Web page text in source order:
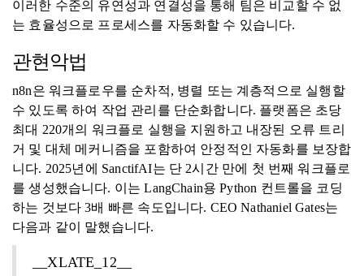
이러한 수준의 유연성과 연결성을 통해 팀은 비교할 수 없
는 효율성으로 프로세스를 자동화할 수 있습니다.
관현악법
n8n은 워크플로우를 순차적, 병렬 또는 계층적으로 실행할
수 있도록 하여 작업 관리를 단순화합니다. 플랫폼은 초당
최대 220개의 워크플로 실행을 지원하고 내장된 오류 트리
거 및 대체 메커니즘을 포함하여 안정적인 자동화를 보장합
니다. 2025년에 SanctifAI는 단 2시간 만에 첫 번째 워크플로
를 생성했습니다. 이는 LangChain용 Python 컨트롤을 코딩
하는 것보다 3배 빠른 속도입니다. CEO Nathaniel Gates는
다음과 같이 말했습니다.
__XLATE_12__